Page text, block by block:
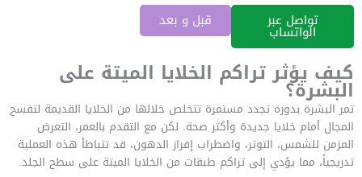
تواصل عبر
الواتساب
قبل و بعد
كيف يؤثر تراكم الخلايا الميتة على
البشرة؟
تمر البشرة بدورة تجدد مستمرة تتخلص خلالها من الخلايا القديمة لتفسح
المجال أمام خلايا جديدة وأكثر صحة. لكن مع التقدم بالعمر، التعرض
المزمن للشمس، التوتر، واضطراب إفراز الدهون، قد تتباطأ هذه العملية
تدريجياً، مما يؤدي إلى تراكم طبقات من الخلايا الميتة على سطح الجلد.